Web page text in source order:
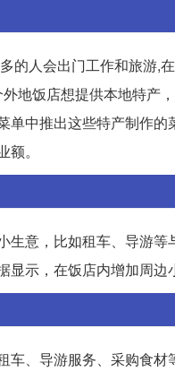
的人会出门工作和旅游,
地饭店想提供本地特产
单中推出这些特产制作
。
生意，比如租车、导游
示，在饭店内增加周边
车、导游服务、采购食